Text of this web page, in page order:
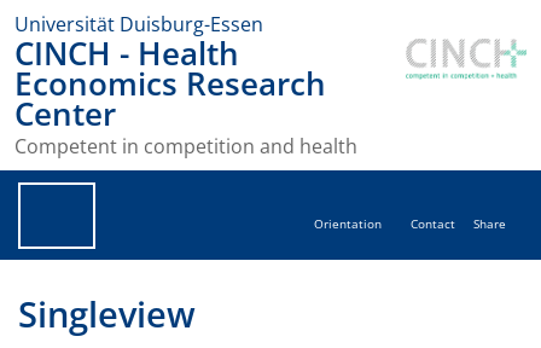
Universität Duisburg-Essen
CINCH - Health
Economics Research
Center
Competent in competition and health
Orientation Contact Share
Singleview